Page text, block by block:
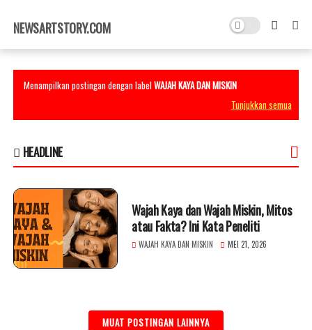
×
NEWSARTSTORY.COM
Menampilkan postingan dengan labelWAJAH KAYA DAN MISKIN
Tunjukkan semua
HEADLINE
Wajah Kaya dan Wajah Miskin, Mitos
atau Fakta? Ini Kata Peneliti
WAJAH KAYA DAN MISKIN MEI 21, 2026
MUAT POSTINGAN LAINNYA